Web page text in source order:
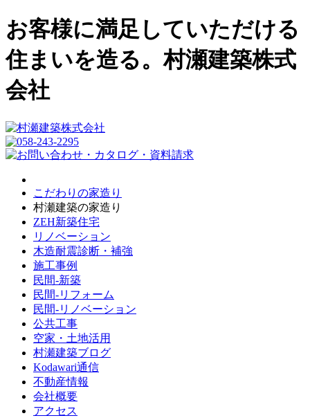
お客様に満足していただける
住まいを造る。村瀬建築株式
会社
こだわりの家造り
村瀬建築の家造り
ZEH新築住宅
リノベーション
木造耐震診断・補強
施工事例
民間-新築
民間-リフォーム
民間-リノベーション
公共工事
空家・土地活用
村瀬建築ブログ
Kodawari通信
不動産情報
会社概要
アクセス